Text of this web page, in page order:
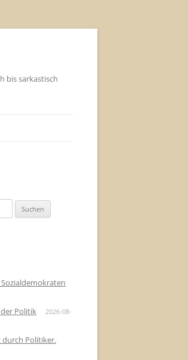
bis sarkastisch
Politik
2026-08-
durch Politiker.